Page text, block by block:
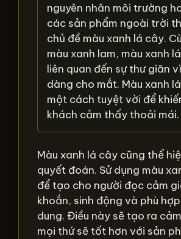
nguyên nhân môi trường
các sản phẩm ngoài trời
chủ đề màu xanh lá cây.
màu xanh lam, màu xanh
liên quan đến sự thư giãn
dàng cho mắt. Màu xanh
một cách tuyệt vời để
khách cảm thấy thoải mái.
Màu xanh lá cây cũng thể
quyết đoán. Sử dụng màu
để tạo cho người đọc cảm
khoắn, sinh động và phù
dung. Điều này sẽ tạo ra
mọi thứ sẽ tốt hơn với sản